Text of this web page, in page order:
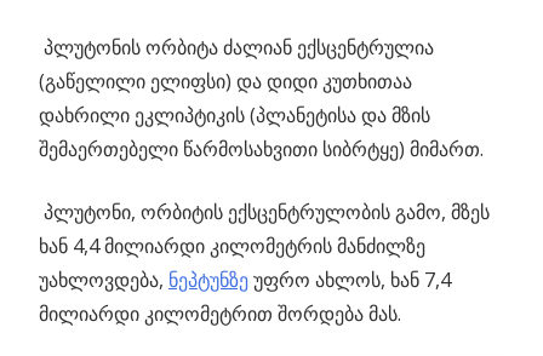
პლუტონის ორბიტა ძალიან ექსცენტრულია
(გაწელილი ელიფსი) და დიდი კუთხითაა
დახრილი ეკლიპტიკის (პლანეტისა და მზის
შემაერთებელი წარმოსახვითი სიბრტყე) მიმართ.
პლუტონი, ორბიტის ექსცენტრულობის გამო, მზეს
ხან 4,4 მილიარდი კილომეტრის მანძილზე
უახლოვდება, ნეპტუნზეუფრო ახლოს, ხან 7,4
მილიარდი კილომეტრით შორდება მას.